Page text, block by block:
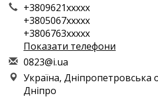
+3809621xxxxx
+3805067xxxxx
+3806763xxxxx
Показати телефони
0823@i.ua
Україна, Дніпропетровська
Дніпро